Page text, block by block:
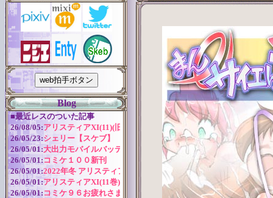
Blog
■最近レスのついた記事
26/08/05:アリスティアXI(11)(旧版)
26/05/23:シェリー【スケブ】
26/05/01:大出力モバイルバッテリー
26/05/01:コミケ１００新刊
26/05/01:2022年冬 アリスティアシリーズ今後の予定
26/05/01:アリスティアXI(11巻) 作成近況
26/05/01: コミケ９６お疲れさまでした！